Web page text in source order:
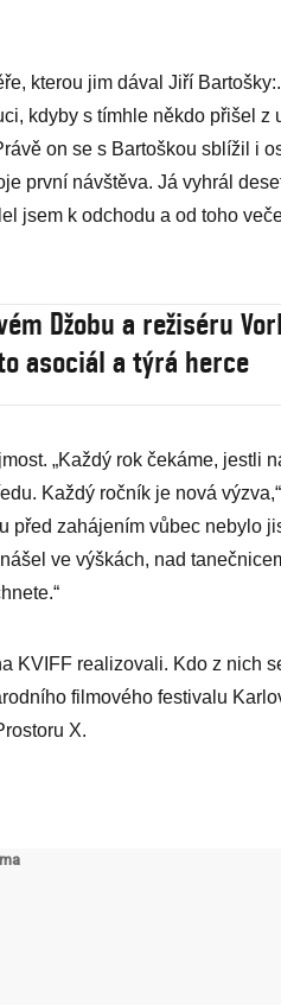
kterou jim dával Jiří
kdyby s tímhle někdo přišel z
on se s Bartoškou sblížil i
první návštěva. Já vyhrál
jsem k odchodu a od toho
Džobu a režiséru
asociál a týrá herce
„Každý rok čekáme, jestli
Každý ročník je nová
před zahájením vůbec nebylo
ve výškách, nad
KVIFF realizovali. Kdo z nich
filmového festivalu
X.